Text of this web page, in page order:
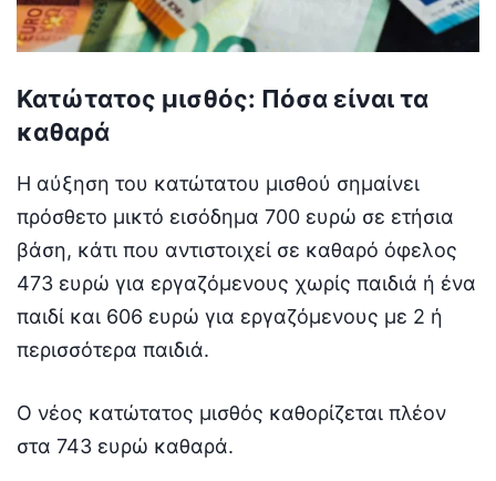
Κατώτατος μισθός: Πόσα είναι τα
καθαρά
Η αύξηση του κατώτατου μισθού σημαίνει
πρόσθετο μικτό εισόδημα 700 ευρώ σε ετήσια
βάση, κάτι που αντιστοιχεί σε καθαρό όφελος
473 ευρώ για εργαζόμενους χωρίς παιδιά ή ένα
παιδί και 606 ευρώ για εργαζόμενους με 2 ή
περισσότερα παιδιά.
Ο νέος κατώτατος μισθός καθορίζεται πλέον
στα 743 ευρώ καθαρά.